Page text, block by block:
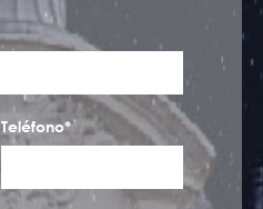
Teléfono*